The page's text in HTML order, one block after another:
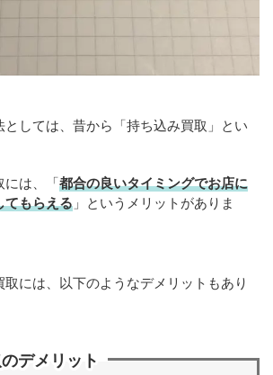
としては、昔から「持ち込み買取」とい
には、「都合の良いタイミングでお店に
てもらえる 」というメリットがありま
取には、以下のようなデメリットもあり
デメリット